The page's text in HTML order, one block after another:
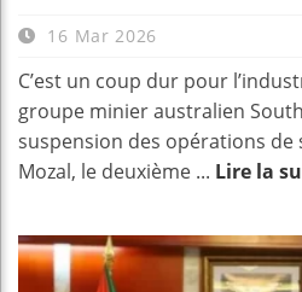
16 Mar 2026
C’est un coup dur pour
groupe minier australien
suspension des opérations de
Mozal, le deuxième ... Lire la